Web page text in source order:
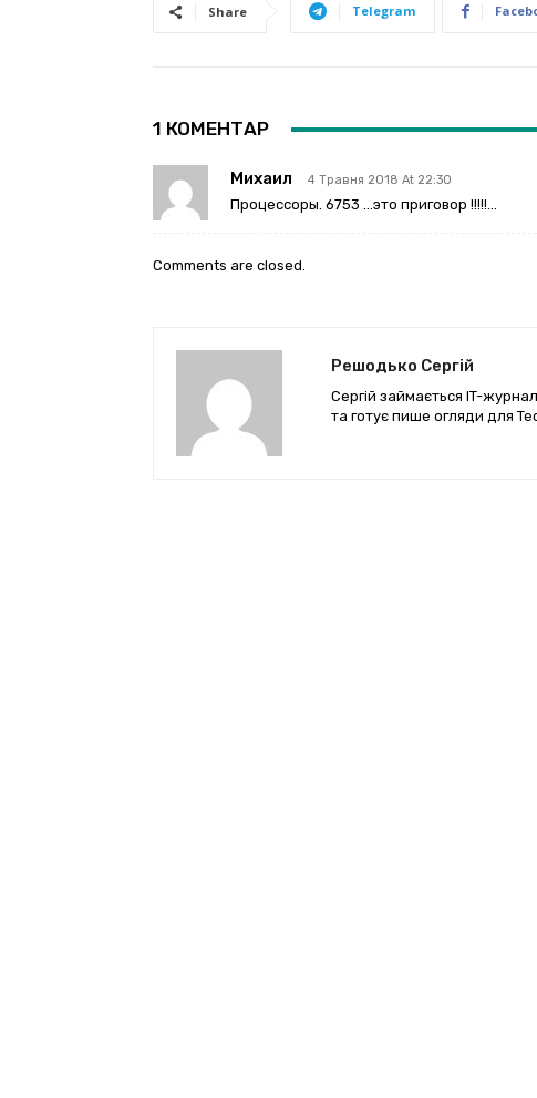
Share Telegram
1 КОМЕНТАР
Михаил 4 Травня 2018 At 22:30
Процессоры. 6753 …это приговор !!!!!…
Comments are closed.
Решодько Сергій
Сергій займається IT-
та готує пише огляди для